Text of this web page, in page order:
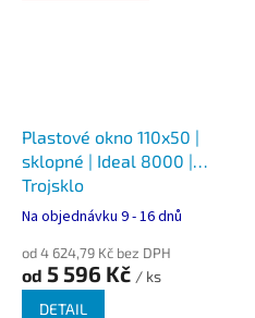
Plastové okno 110x50 |
sklopné | Ideal 8000 |
Trojsklo
Na objednávku 9 - 16 dnů
od 4 624,79 Kč bez DPH
od 5 596 Kč / ks
DETAIL